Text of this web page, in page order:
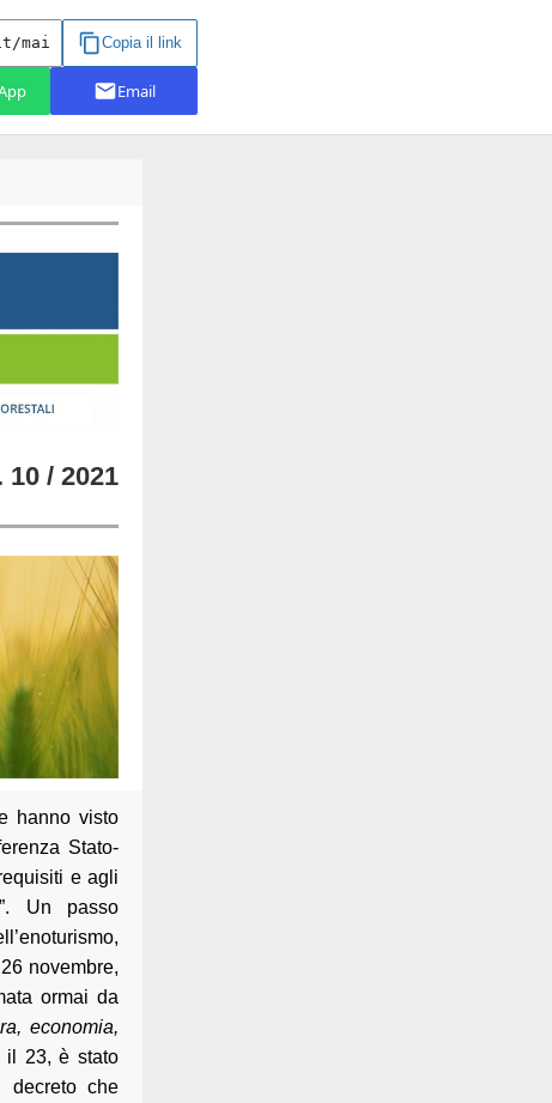
10 / 2021
hanno visto
Stato-
e agli
Un passo
novembre,
ormai da
economia,
il 23, è stato
decreto che